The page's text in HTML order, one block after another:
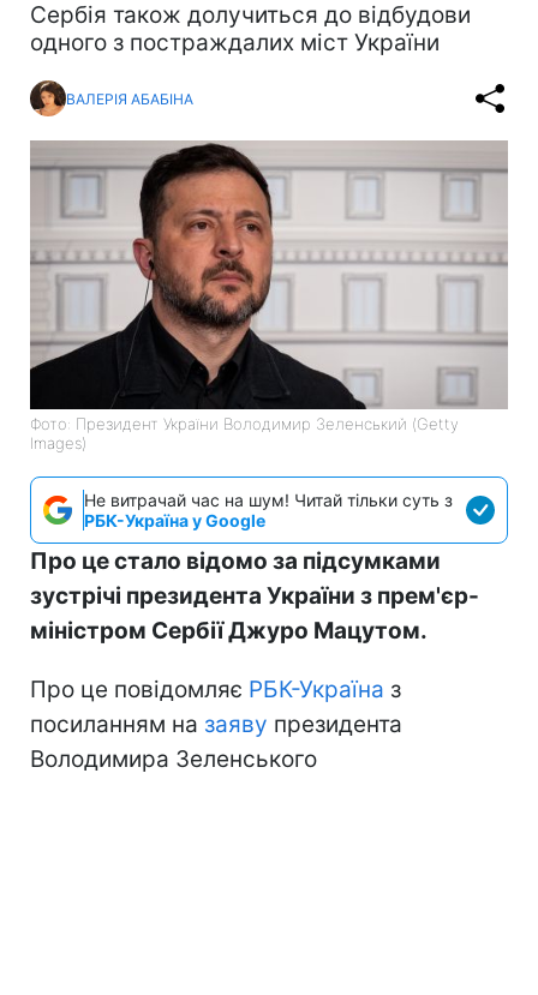
Сербія також долучиться до відбудови
одного з постраждалих міст України
ВАЛЕРІЯ АБАБІНА
Фото: Президент України Володимир Зеленський (Getty
Images)
Не витрачай час на шум! Читай тільки суть з
РБК-Україна у Google
Про це стало відомо за підсумками
зустрічі президента України з прем'єр-
міністром Сербії Джуро Мацутом.
Про це повідомляє РБК-Україна з
посиланням на заяву президента
Володимира Зеленського